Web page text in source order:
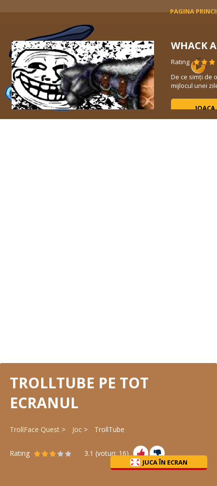
PAGINA
WHACK
Rating
De ce simți de
mijlocul unei
TROLLTUBE PE TOT
ECRANUL
TrollFace Quest Joc TrollTube
Rating 3.1 (voturi:16)
JUCA ÎN ECRAN